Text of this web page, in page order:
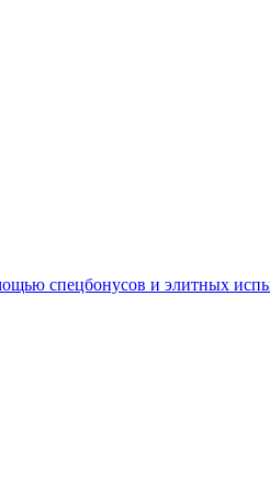
спецбонусов и элитных